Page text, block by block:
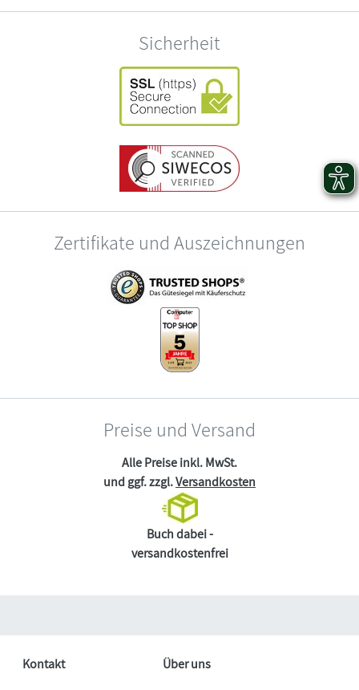
Sicherheit
Zertifikate und Auszeichnungen
Preise und Versand
Alle Preise inkl. MwSt.
und ggf. zzgl.Versandkosten
Buch dabei -
versandkostenfrei
Kontakt
Über uns